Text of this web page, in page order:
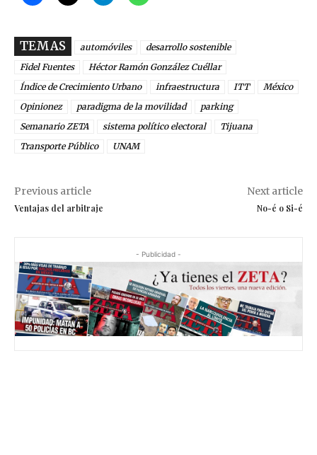
TEMAS automóviles
Héctor Ramón González Cuéllar
Índice de Crecimiento Urbano
México
sistema político electoral
Transporte Público
Previous article Next article
No-é o Si-é